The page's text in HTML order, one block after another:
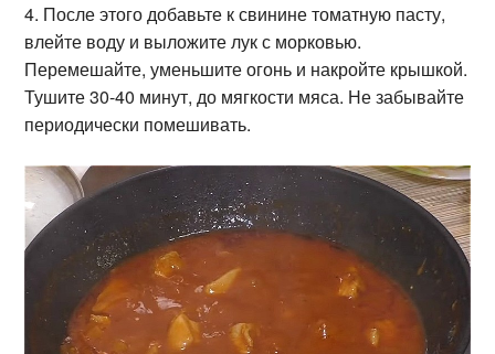
4. После этого добавьте к свинине томатную пасту,
влейте воду и выложите лук с морковью.
Перемешайте, уменьшите огонь и накройте крышкой.
Тушите 30-40 минут, до мягкости мяса. Не забывайте
периодически помешивать.